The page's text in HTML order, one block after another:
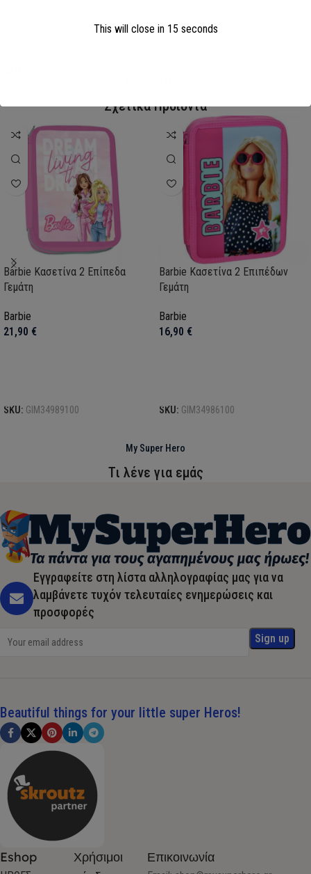
Επιλογή
Σχετικά Προϊόντα
Barbie Κασετίνα 2 Επίπεδα
Γεμάτη
Barbie
21,90 €
SKU: GIM34989100
Barbie Κασετίνα 2 Επιπέδων
Γεμάτη
Barbie
16,90 €
SKU: GIM34986100
My Super Hero
Τι λένε για εμάς
Εγγραφείτε στη λίστα αλληλογραφίας μας για να
λαμβάνετε τυχόν τελευταίες ενημερώσεις και
προσφορές
Beautiful things for your little super Heros!
Eshop
Χρήσιμοι
Επικοινωνία
This will close in 15 seconds